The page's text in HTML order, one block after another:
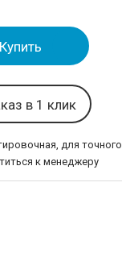
Купить
в 1 клик
для
к менеджеру